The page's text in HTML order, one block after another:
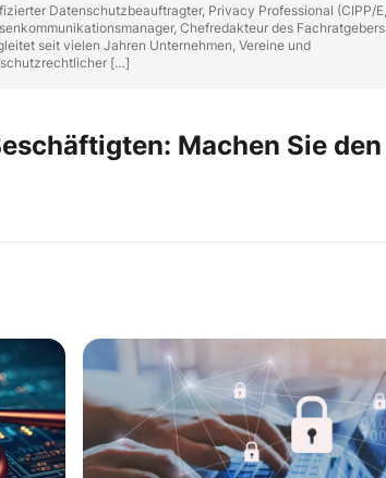
Datenschutzbeauftragter, Privacy Professional (CIPP/E,
Chefredakteur des Fachratgebers
seit vielen Jahren Unternehmen, Vereine und
[…]
Machen Sie den